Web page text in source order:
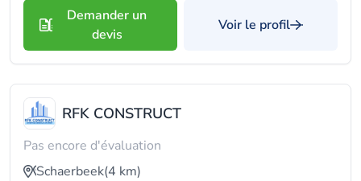
Demander un
devis
Voir le profil
RFK CONSTRUCT
Pas encore d'évaluation
Schaerbeek(4 km)